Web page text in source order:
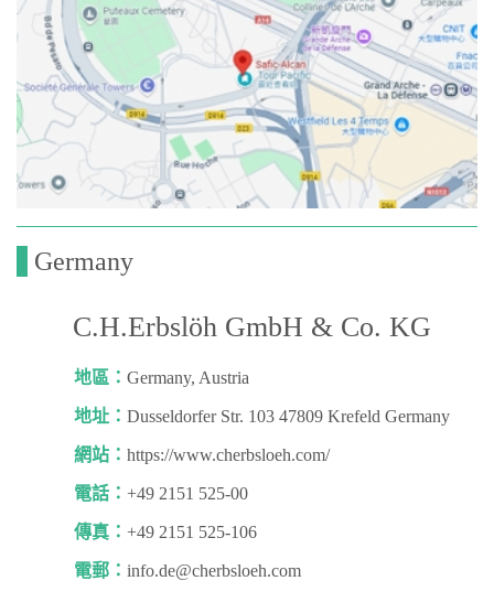
Germany
C.H.Erbslöh GmbH & Co. KG
地區：Germany, Austria
地址：Dusseldorfer Str. 103 47809 Krefeld Germany
網站：https://www.cherbsloeh.com/
電話：+49 2151 525-00
傳真：+49 2151 525-106
電郵：info.de@cherbsloeh.com